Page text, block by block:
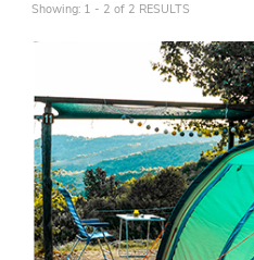
Showing: 1 - 2 of 2 RESULTS